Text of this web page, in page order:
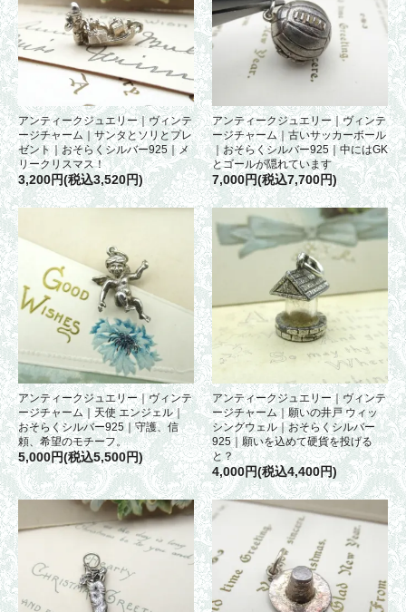
アンティークジュエリー｜ヴィンテ
ージチャーム｜サンタとソリとプレ
ゼント｜おそらくシルバー925｜メ
リークリスマス！
3,200円(税込3,520円)
アンティークジュエリー｜ヴィンテ
ージチャーム｜古いサッカーボール
｜おそらくシルバー925｜中にはGK
とゴールが隠れています
7,000円(税込7,700円)
アンティークジュエリー｜ヴィンテ
ージチャーム｜天使 エンジェル｜
おそらくシルバー925｜守護、信
頼、希望のモチーフ。
5,000円(税込5,500円)
アンティークジュエリー｜ヴィンテ
ージチャーム｜願いの井戸 ウィッ
シングウェル｜おそらくシルバー
925｜願いを込めて硬貨を投げる
と？
4,000円(税込4,400円)